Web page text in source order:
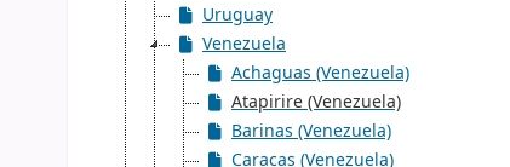
Uruguay
Venezuela
Achaguas (Venezuela)
Atapirire (Venezuela)
Barinas (Venezuela)
Caracas (Venezuela)